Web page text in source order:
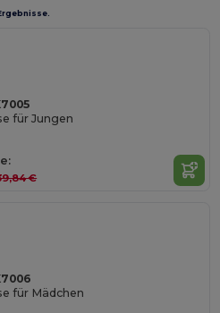
für Jungen
€
für Mädchen